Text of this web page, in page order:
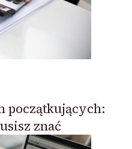
początkujących:
znać